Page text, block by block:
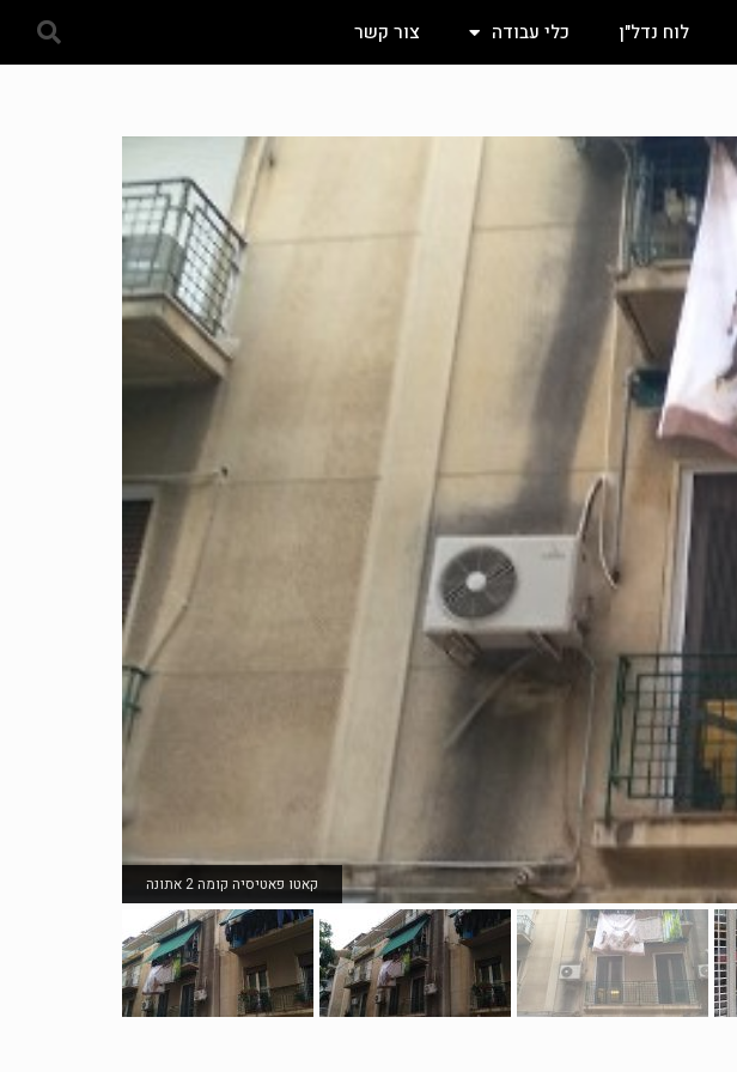
לוח נדל"ן כלי עבודה צור קשר
קאטו פאטיסיה קומה 2 אתונה